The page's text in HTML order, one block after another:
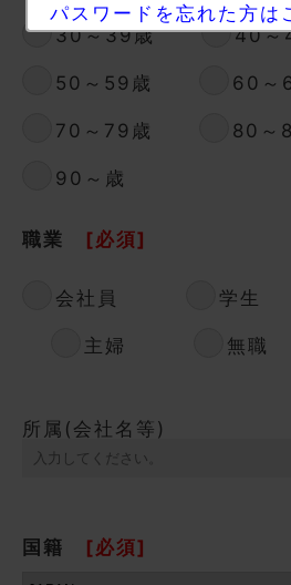
パスワードを忘れた方は
30～39歳 40～
50～59歳 60～
70～79歳 80～
90～歳
職業 [必須]
会社員 学生
主婦 無職
所属(会社名等)
国籍 [必須]